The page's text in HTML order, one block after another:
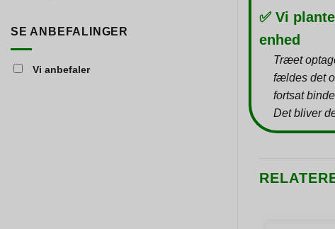
SE ANBEFALINGER
Vi anbefaler
✅ Vi
enhed
Træet
fældes det
fortsat
Det bliver